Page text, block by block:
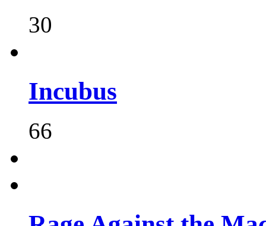
30
Incubus
66